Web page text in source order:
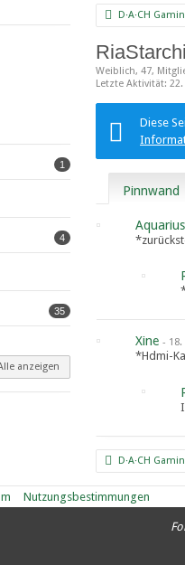
1
4
35
anzeigen
D·A·CH
Weiblich 47
Letzte Aktivität
Diese
Pinnwand
Aquarius
Xine -
*Hdmi-
D·A·CH
Nutzungsbestimmungen